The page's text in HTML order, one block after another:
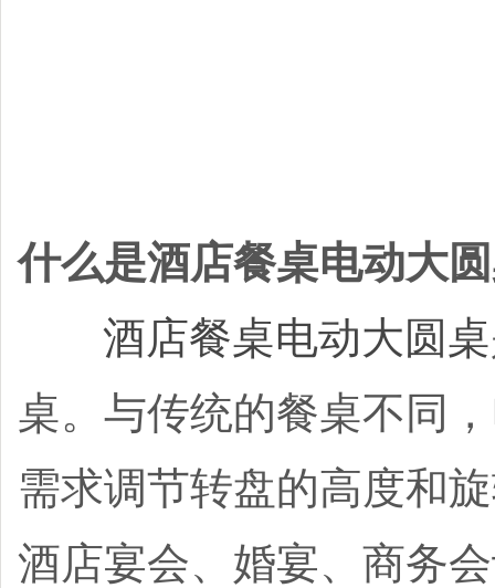
什么是酒店餐桌电动大
酒店餐桌电动大圆桌
桌。与传统的餐桌不同
需求调节转盘的高度和
酒店宴会、婚宴、商务